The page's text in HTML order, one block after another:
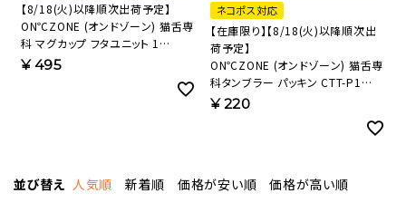
【8/18(火)以降順次出荷予定】
ON℃ZONE (オンドゾーン) 猫舌専
科 マグカップ フタユニット 1
CTMG-F1 【HP】
¥495
ネコポス対応
【在庫限り】【8/18(火)以降順次出
荷予定】
ON℃ZONE (オンドゾーン) 猫舌専
科タンブラー パッキン CTT-P1
【HP】
¥220
並び替え 人気順 新着順 価格が安い順
価格が高い順